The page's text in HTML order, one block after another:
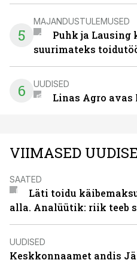
5
MAJANDUSTULEMUSED
Puhk ja Lausing
suurimateks
6 UUDISED
Linas Agro
VIIMASED
SAATED
Läti toidu
alla. Analüütik: riik teeb
UUDISED
Keskkonnaamet andis